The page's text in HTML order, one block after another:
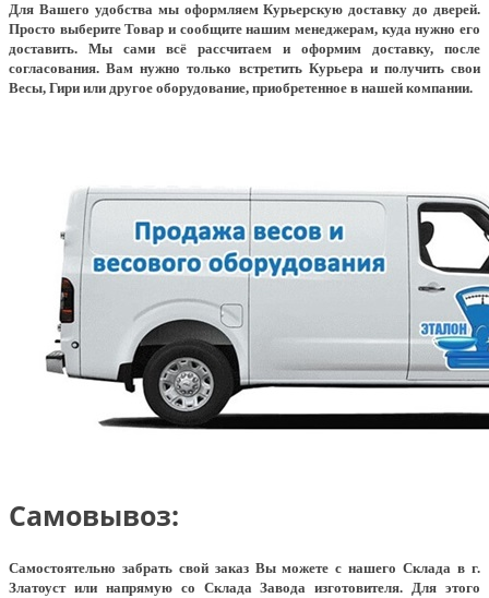
Для Вашего удобства мы оформляем Курьерскую доставку до дверей.
Просто выберите Товар и сообщите нашим менеджерам, куда нужно его
доставить. Мы сами всё рассчитаем и оформим доставку, после
согласования. Вам нужно только встретить Курьера и получить свои
Весы, Гири или другое оборудование, приобретенное в нашей компании.
Самовывоз:
Самостоятельно забрать свой заказ Вы можете с нашего Склада в г.
Златоуст или напрямую со Склада Завода изготовителя. Для этого